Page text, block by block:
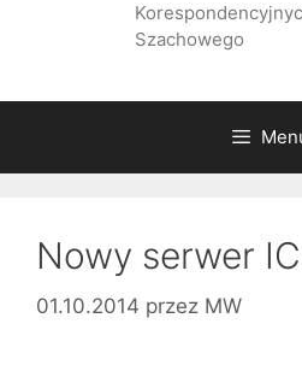
Szachowego
Nowy serwer
01.10.2014 przez MW